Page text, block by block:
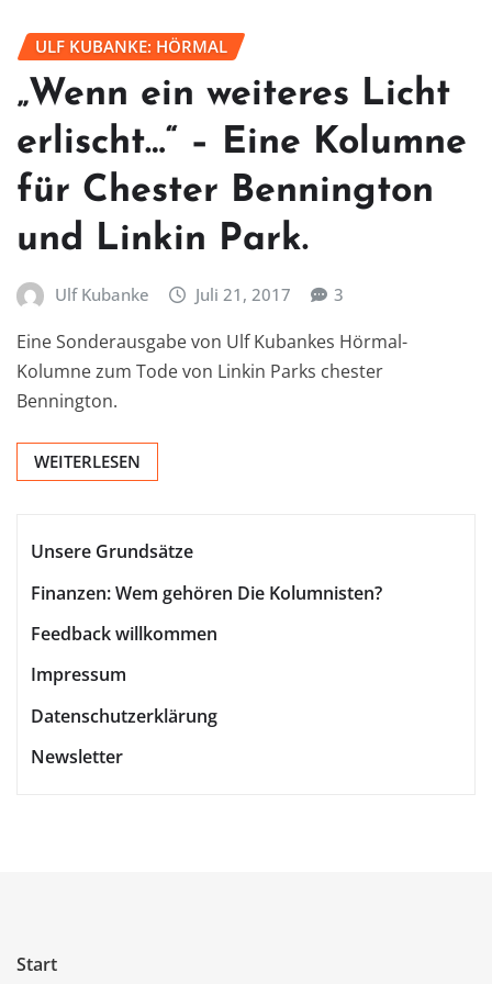
ULF KUBANKE: HÖRMAL
„Wenn ein weiteres Licht
erlischt…“ – Eine Kolumne
für Chester Bennington
und Linkin Park.
Ulf Kubanke Juli 21, 2017 3
Eine Sonderausgabe von Ulf Kubankes Hörmal-
Kolumne zum Tode von Linkin Parks chester
Bennington.
WEITERLESEN
Unsere Grundsätze
Finanzen: Wem gehören Die Kolumnisten?
Feedback willkommen
Impressum
Datenschutzerklärung
Newsletter
Start